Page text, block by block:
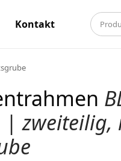
Kontakt
| zweiteilig,